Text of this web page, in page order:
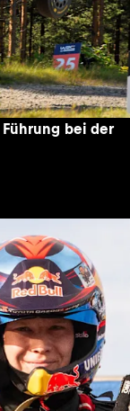
bei der